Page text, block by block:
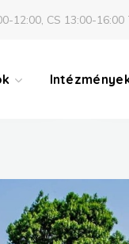
12:00, CS 13:00-